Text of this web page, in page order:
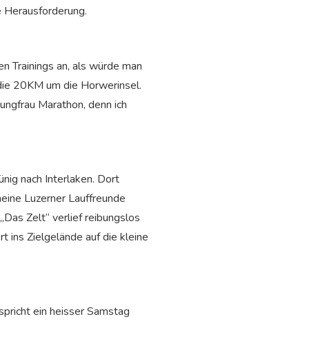
Trainings an, als würde man
20KM um die Horwerinsel.
Marathon, denn ich
nach Interlaken. Dort
Luzerner Lauffreunde
Zelt“ verlief reibungslos
ins Zielgelände auf die kleine
ein heisser Samstag